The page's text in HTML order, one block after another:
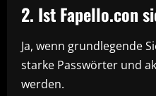
2. Ist Fapello.con
Ja, wenn grundlegende
starke Passwörter und
werden.